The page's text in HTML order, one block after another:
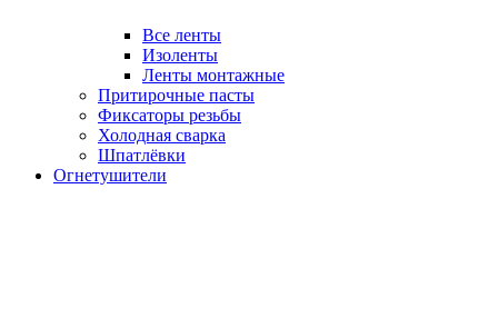
Все ленты
Изоленты
Ленты монтажные
Притирочные пасты
Фиксаторы резьбы
Холодная сварка
Шпатлёвки
Огнетушители